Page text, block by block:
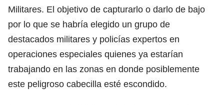
Militares. El objetivo de capturarlo o darlo de bajo
por lo que se habría elegido un grupo de
destacados militares y policías expertos en
operaciones especiales quienes ya estarían
trabajando en las zonas en donde posiblemente
este peligroso cabecilla esté escondido.